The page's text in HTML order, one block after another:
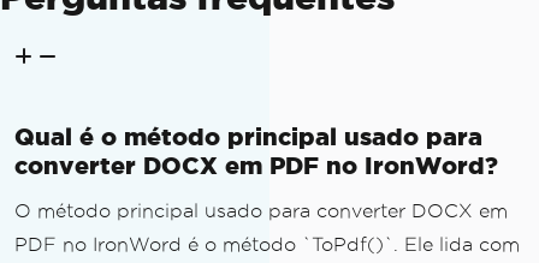
Qual é o método principal usado para
converter DOCX em PDF no IronWord?
O método principal usado para converter DOCX em
PDF no IronWord é o método `ToPdf()`. Ele lida com